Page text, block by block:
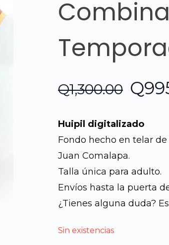
Q1,300.00 El
era:
Q
Huipil digitalizado
Fondo hecho en telar
Juan Comalapa.
Talla única para adulto.
Envíos hasta la puerta
¿Tienes alguna duda?
Sin existencias